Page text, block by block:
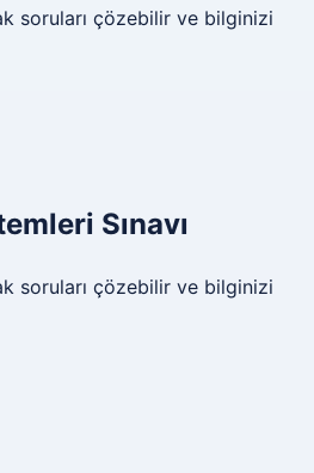
soruları çözebilir ve bilginizi
Sınavı
soruları çözebilir ve bilginizi